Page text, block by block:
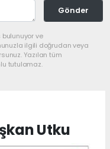
Gönder
bulunuyor ve
ilgili doğrudan veya
Yazılan tüm
tutulamaz.
Utku